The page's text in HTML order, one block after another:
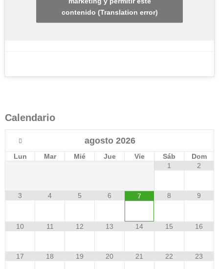
contenido (Translation error)
Calendario
agosto 2026
Lun Mar Mié Jue Vie Sáb
Dom
1
2
3 4 5 6 7 8 9
10 11 12 13 14 15 16
17 18 19 20 21 22 23